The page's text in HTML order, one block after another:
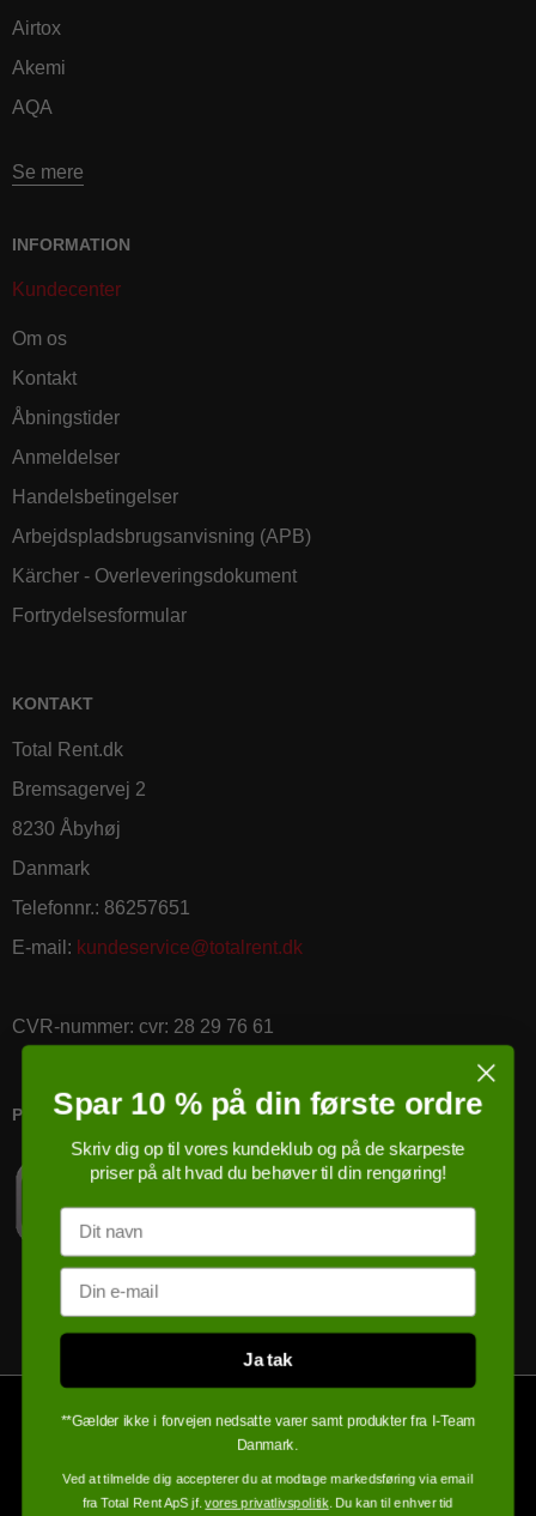
Airtox
Akemi
AQA
Se mere
INFORMATION
Kundecenter
Om os
Kontakt
Åbningstider
Anmeldelser
Handelsbetingelser
Arbejdspladsbrugsanvisning (APB)
Kärcher - Overleveringsdokument
Fortrydelsesformular
KONTAKT
Total Rent.dk
Bremsagervej 2
8230 Åbyhøj
Danmark
Telefonnr.: 86257651
E-mail : kundeservice@totalrent.dk
CVR-nummer: cvr: 28 29 76 61
PRICERUNNER KØBSGARANTI
Spar 10 % på din første ordre
Skriv dig op til vores kundeklub og på de skarpeste
priser på alt hvad du behøver til din rengøring!
Navn
Email
Ja tak
**Gælder ikke i forvejen nedsatte varer samt produkter fra I-Team
Danmark.
Ved at tilmelde dig accepterer du at modtage markedsføring via email
fra Total Rent ApS jf.vores privatlivspolitik. Du kan til enhver tid